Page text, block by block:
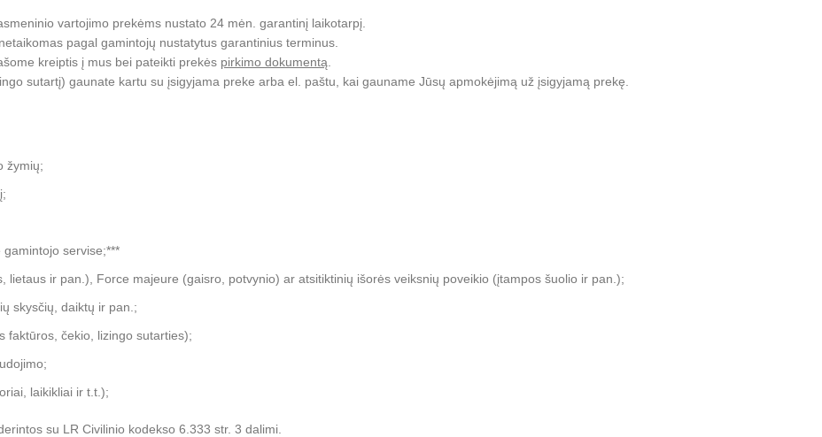
vartojimo prekėms nustato 24 mėn. garantinį laikotarpį.
pagal gamintojų nustatytus garantinius terminus.
kreiptis į mus bei pateikti prekės pirkimo dokumentą
sutartį) gaunate kartu su įsigyjama preke arba el. paštu, kai gauname Jūsų apmokėjimą už įsigyjamą prekę.
žymių;
servise;***
lietaus ir pan.), Force majeure (gaisro, potvynio) ar atsitiktinių išorės veiksnių poveikio (įtampos šuolio ir pan.);
skysčių, daiktų ir pan.;
faktūros, čekio, lizingo sutarties);
laikikliai ir t.t.);
su LR Civilinio kodekso 6.333 str. 3 dalimi.